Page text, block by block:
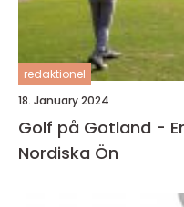
redaktionel
18. January 2024
Golf på Gotland -
Nordiska Ön